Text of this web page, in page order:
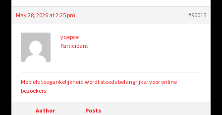
May 28, 2026 at 2:25 pm #90015
yqepce
Participant
Mobiele toegankelijkheid wordt steeds belangrijker voor online
bezoekers.
Author Posts